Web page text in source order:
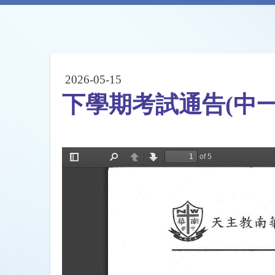
2026-05-15
下學期考試通告(中